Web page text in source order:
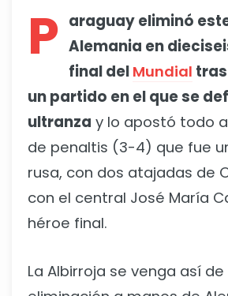
P araguay eliminó
Alemania en
final del Mundial
un partido en el que se
ultranza y lo apostó todo
de penaltis (3-4) que fue
rusa, con dos atajadas de
con el central José María
héroe final.
La Albirroja se venga así de